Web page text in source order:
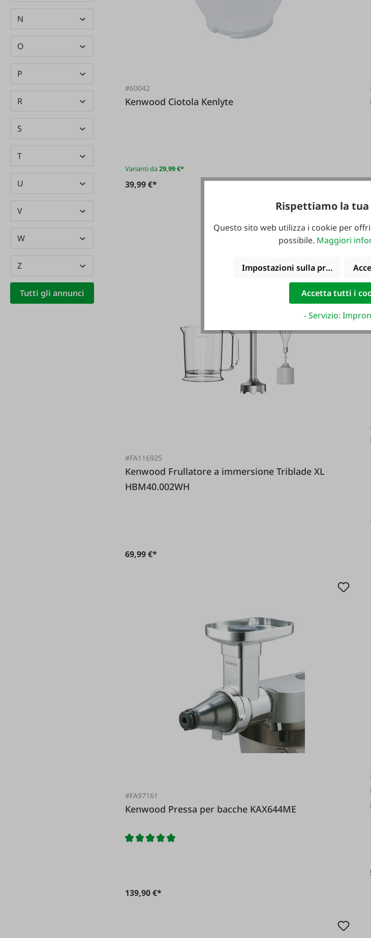
(10)
(15)
(7)
Lecksteine
(7)
(6)
(11)
Kraiburg
(38)
Kränzle
N
O
P
R
S
T
U
V
W
Z
Tutti gli annunci
#60042
Kenwood Ciotola Kenlyte
Varianti da29,99 €*
39,99 €*
#FA116925
Kenwood Frullatore a immersione Triblade XL
HBM40.002WH
69,99 €*
#FA97161
Kenwood Pressa per bacche KAX644ME
139,90 €*
Rispettiamo la
Questo sito web utilizza i cookie per
possibile. Maggiori
Impostazioni sulla privacy
Accetta tutti i
- Servizio: